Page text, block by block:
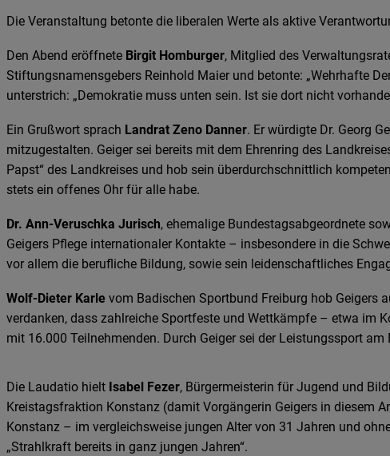
Die Veranstaltung betonte die liberalen Werte als aktive
Den Abend eröffnete Birgit Homburger, Mitglied des
Stiftungsnamensgebers Reinhold Maier und betonte: „Wehrhafte
unterstrich: „Demokratie muss unten sein. Ist sie dort nicht
Ein Grußwort sprach Landrat Zeno Danner. Er würdigte Dr. Georg
mitzugestalten. Geiger sei bereits mit dem Ehrenring des
Papst“ des Landkreises und hob sein überdurchschnittlich
stets ein offenes Ohr für alle habe.
Dr. Ann-Veruschka Jurisch, ehemalige Bundestagsabgeordnete
Geigers Pflege internationaler Kontakte – insbesondere in die
vor allem die berufliche Bildung, sowie sein leidenschaftliches
Wolf-Dieter Karlevom Badischen Sportbund Freiburg hob Geigers
verdanken, dass zahlreiche Sportfeste und Wettkämpfe – etwa im
mit 16.000 Teilnehmenden. Durch Geiger sei der Leistungssport
Die Laudatio hielt Isabel Fezer, Bürgermeisterin für Jugend und
Kreistagsfraktion Konstanz (damit Vorgängerin Geigers in diesem
Konstanz – im vergleichsweise jungen Alter von 31 Jahren und
„Strahlkraft bereits in ganz jungen Jahren“.